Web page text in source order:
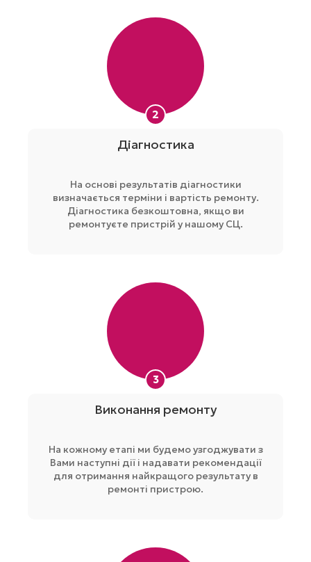
2
Діагностика
На основі результатів діагностики
визначається терміни і вартість ремонту.
Діагностика безкоштовна, якщо ви
ремонтуєте пристрій у нашому СЦ.
3
Виконання ремонту
На кожному етапі ми будемо узгоджувати з
Вами наступні дії і надавати рекомендації
для отримання найкращого результату в
ремонті пристрою.